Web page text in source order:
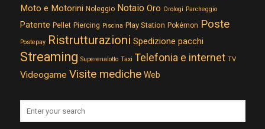
Moto e Motorini Noleggio Notaio Oro Orologi Parcheggio
Patente Pellet Piercing Piscina Play Station Pokémon Poste
Postepay Ristrutturazioni Spedizione pacchi
Streaming Superenalotto Taxi Telefonia e internet TV
Videogame Visite mediche Web